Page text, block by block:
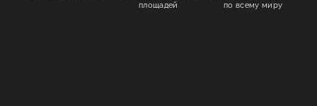
площадей
по всему миру